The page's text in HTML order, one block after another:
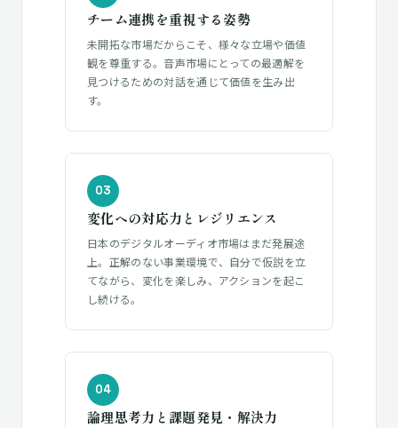
チーム連携を重視する姿勢
未開拓な市場だからこそ、様々な立場や価値
観を尊重する。音声市場にとっての最適解を
見つけるための対話を通じて価値を生み出
す。
03
変化への対応力とレジリエンス
日本のデジタルオーディオ市場はまだ発展途
上。正解のない事業環境で、自分で仮説を立
てながら、変化を楽しみ、アクションを起こ
し続ける。
04
論理思考力と課題発見・解決力